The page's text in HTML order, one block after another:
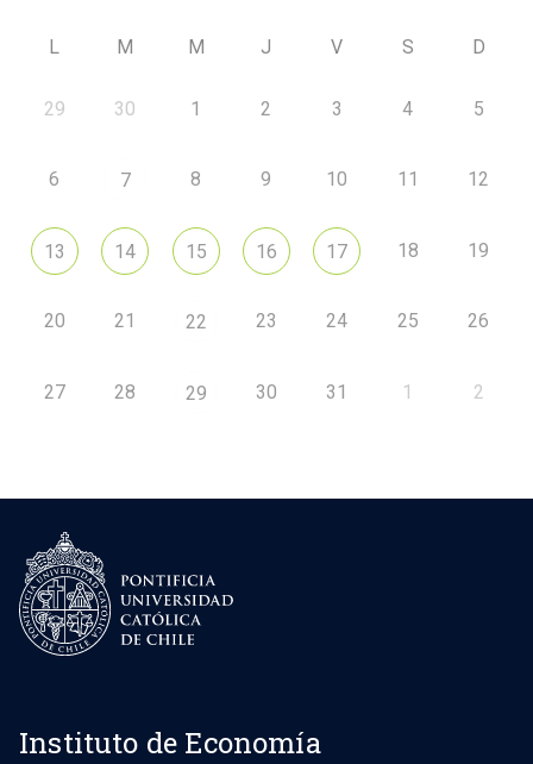
L M M J V S D
29 30 1 2 3 4 5
6 7 8 9 10 11 12
13 14 15 16 17 18 19
20 21 22 23 24 25 26
27 28 29 30 31 1 2
Instituto de Economía